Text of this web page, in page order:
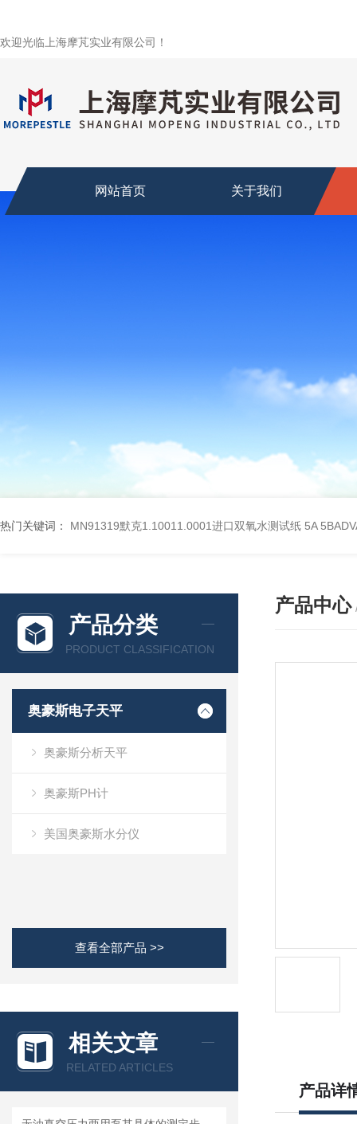
欢迎光临上海摩芃实业有限公司！
网站首页 关于我们
热门关键词： MN91319默克1.10011.0001进口双氧水测试纸 5A
产品分类
PRODUCT CLASSIFICATION
奥豪斯电子天平
奥豪斯分析天平
奥豪斯PH计
美国奥豪斯水分仪
查看全部产品 >>
相关文章
RELATED ARTICLES
产品中心
产品详